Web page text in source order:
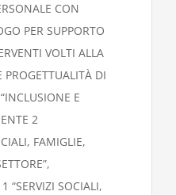
CON
PER SUPPORTO
VOLTI ALLA
PROGETTUALITÀ DI
E
2
FAMIGLIE,
“SERVIZI SOCIALI,